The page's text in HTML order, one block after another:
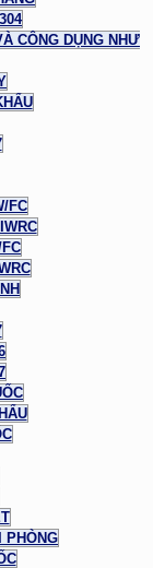
CÔNG DỤNG NHƯ
FC
PHÒNG